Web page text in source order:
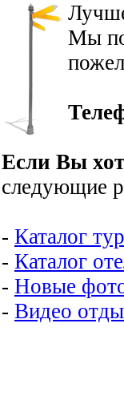
Мы
Если Вы
следующие
- Каталог
- Каталог
- Новые
- Видео